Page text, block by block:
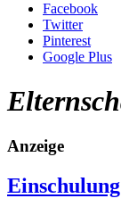
Facebook
Twitter
Pinterest
Google Plus
Anzeige